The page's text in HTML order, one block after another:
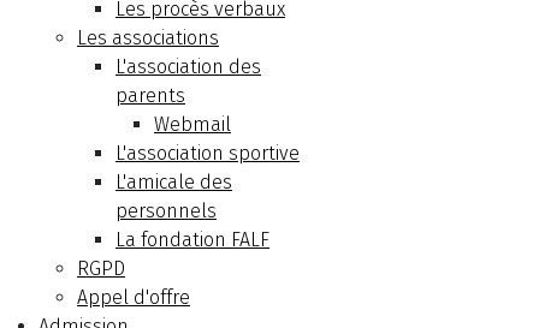
Les procès verbaux
Les associations
L'association des
parents
Webmail
L'association sportive
L'amicale des
personnels
La fondation FALF
RGPD
Appel d'offre